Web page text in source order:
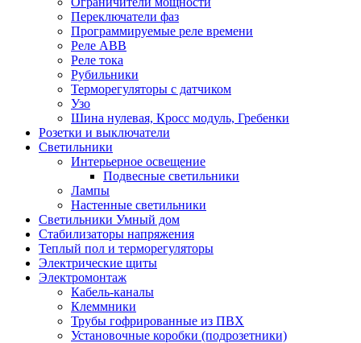
Переключатели фаз
Программируемые реле времени
Реле ABB
Реле тока
Рубильники
Терморегуляторы с датчиком
Узо
Шина нулевая, Кросс модуль, Гребенки
Розетки и выключатели
Светильники
Интерьерное освещение
Подвесные светильники
Лампы
Настенные светильники
Светильники Умный дом
Стабилизаторы напряжения
Теплый пол и терморегуляторы
Электрические щиты
Электромонтаж
Кабель-каналы
Клеммники
Трубы гофрированные из ПВХ
Установочные коробки (подрозетники)